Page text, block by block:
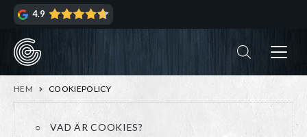
Hoppa
navigering
Hoppa
innehåll
4.9
HEM COOKIEPOLICY
VAD ÄR COOKIES?